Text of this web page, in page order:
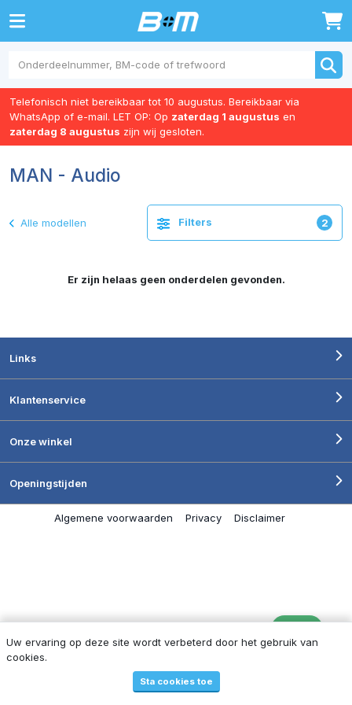
0
Telefonisch niet bereikbaar tot 10 augustus. Bereikbaar via
WhatsApp of e-mail. LET OP: Op zaterdag 1 augustus en
zaterdag 8 augustus zijn wij gesloten.
Uw ervaring op deze site wordt verbeterd door het gebruik van
cookies.
Sta cookies toe
Filters 1
MAN - Audio
Alle modellen Filters 2
Er zijn helaas geen onderdelen gevonden.
Links
Klantenservice
Onze winkel
Openingstijden
Algemene voorwaarden Privacy Disclaimer